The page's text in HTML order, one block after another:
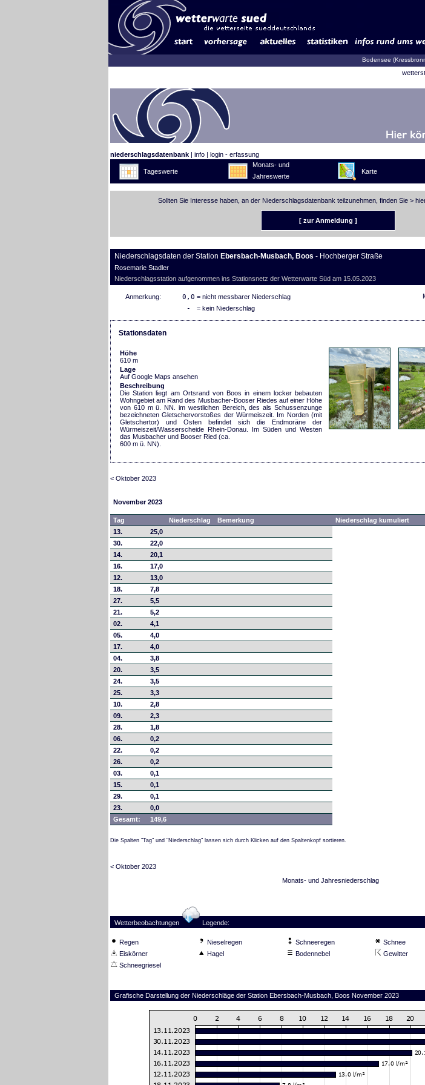
Bodensee
niederschlagsdatenbank| info| login - erfassung
Tageswerte
Monats- und
Jahreswerte
Karte
Sollten Sie Interesse haben, an der Niederschlagsdatenbank teilzunehmen, finden Sie >
[ zur Anmeldung ]
Niederschlagsdaten der Station Ebersbach-Musbach, Boos - Hochberger Straße
Rosemarie Stadler
Niederschlagsstation aufgenommen ins Stationsnetz der Wetterwarte Süd am 15.05.2023
Anmerkung: 0,0 = nicht messbarer Niederschlag
- = kein Niederschlag
Stationsdaten
Höhe
610 m
Lage
Auf Google Maps ansehen
Beschreibung
Die Station liegt am Ortsrand von Boos in einem locker bebauten
Wohngebiet am Rand des Musbacher-Booser Riedes auf einer Höhe
von 610 m ü. NN. im westlichen Bereich, des als Schussenzunge
bezeichneten Gletschervorstoßes der Würmeiszeit. Im Norden (mit
Gletschertor) und Osten befindet sich die Endmoräne der
Würmeiszeit/Wasserscheide Rhein-Donau. Im Süden und Westen
das Musbacher und Booser Ried (ca.
600 m ü. NN).
< Oktober 2023
November 2023
Tag Niederschlag Bemerkung
Niederschlag kumuliert
13.
25,0
30.
22,0
14.
20,1
16.
17,0
12.
13,0
18.
7,8
27.
5,5
21.
5,2
02.
4,1
05.
4,0
17.
4,0
04.
3,8
20.
3,5
24.
3,5
25.
3,3
10.
2,8
09.
2,3
28.
1,8
06.
0,2
22.
0,2
26.
0,2
03.
0,1
15.
0,1
29.
0,1
23.
0,0
Gesamt:
149,6
Die Spalten "Tag" und "Niederschlag" lassen sich durch Klicken auf den Spaltenkopf sortieren.
< Oktober 2023
Monats- und Jahresniederschlag
Wetterbeobachtungen Legende:
Regen Nieselregen Schneeregen Schnee
Eiskörner
Hagel Bodennebel Gewitter
Schneegriesel
Grafische Darstellung der Niederschläge der Station Ebersbach-Musbach, Boos November 2023